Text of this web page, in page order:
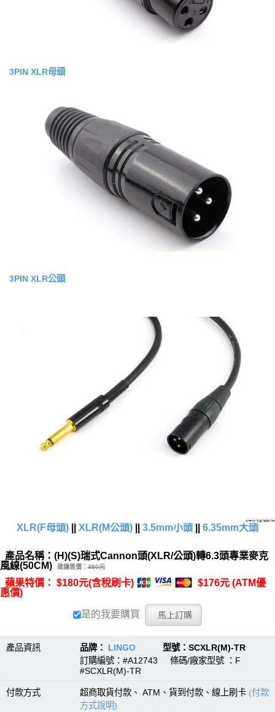
3PIN XLR母頭
3PIN XLR公頭
XLR(F母頭) XLR(M公頭) 3.5mm小頭 6.35mm大頭
產品名稱：(H)(S)瑞式Cannon頭(XLR/公頭)轉6.3頭專業麥克
風線(50CM)
建議售價： 450元
蘋果特價： $180元(含稅刷卡)
$176元 (ATM優
惠價)
是的我要購買
產品資訊 品牌： LINGO 型號：SCXLR(M)-TR
訂購編號：#A12743 條碼/廠家型號 ：F
#SCXLR(M)-TR
付款方式 超商取貨付款、 ATM、貨到付款、線上刷卡 (付款
方式說明)